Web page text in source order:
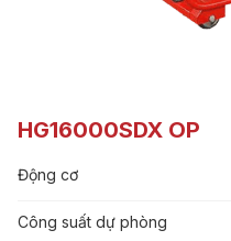
HG16000SDX OP
Công suất dự phòng
Động cơ